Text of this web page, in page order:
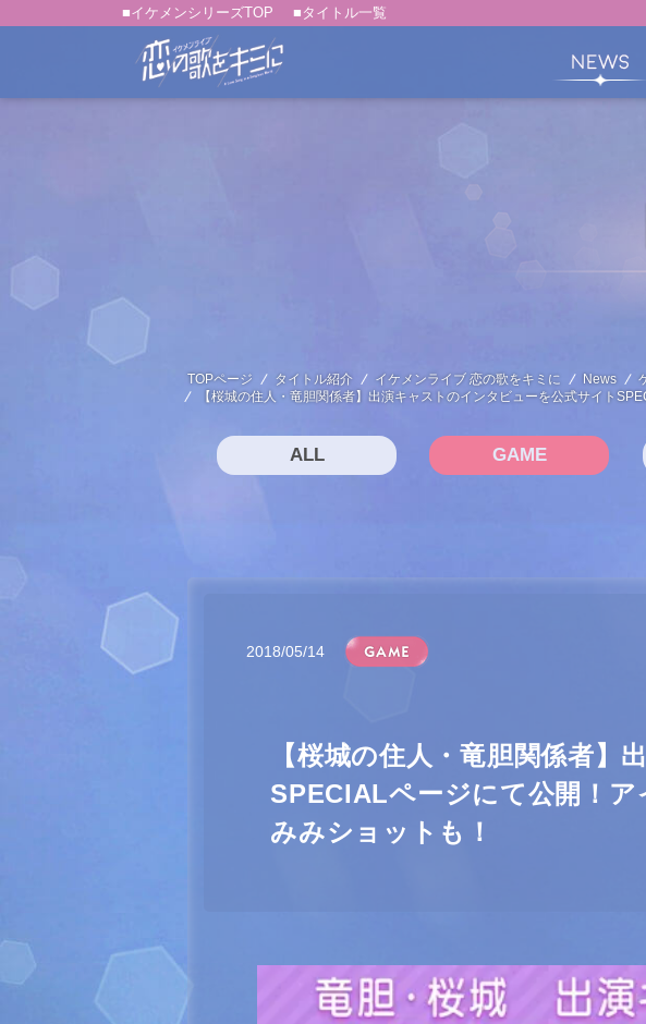
■イケメンシリーズTOP ■タイトル一覧
TOPページ タイトル紹介 イケメンライブ 恋の歌をキミに News
【桜城の住人・竜胆関係者】出演キャストのインタビューを公式サイト
ALL GAME
2018/05/14
【桜城の住人・竜胆関係者
SPECIALページにて公開！
みみショットも！